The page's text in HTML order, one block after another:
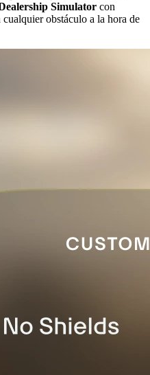
Simulator con
obstáculo a la hora de